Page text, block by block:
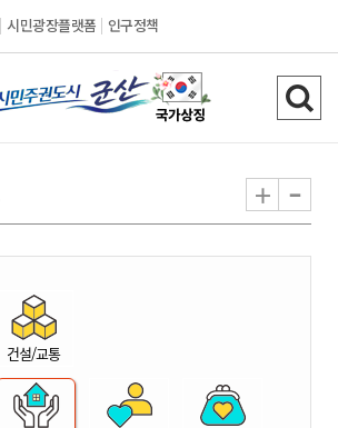
시민광장플랫폼 인구정책
시
민
권
시
검
색
기
+ -
건설/교통